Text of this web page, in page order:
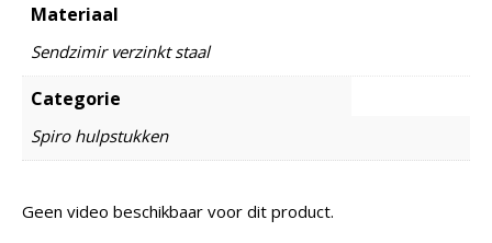
Materiaal
Sendzimir verzinkt staal
Categorie
Spiro hulpstukken
Geen video beschikbaar voor dit product.